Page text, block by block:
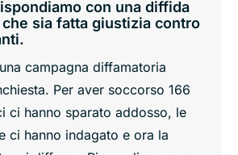
con una diffida
sia fatta giustizia contro
campagna diffamatoria
Per aver soccorso 166
ci hanno sparato addosso, le
ci hanno indagato e ora la